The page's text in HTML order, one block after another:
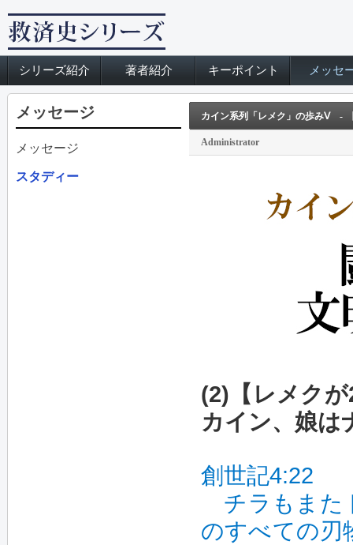
シリーズ紹介 著者紹介 キーポイント メッセ
メッセージ
メッセージ
スタディー
カイン系列「レメク」の歩みⅤ -
Administrator
(2)【レメク
カイン、娘は
創世記4:22
チラもまた
のすべての刃